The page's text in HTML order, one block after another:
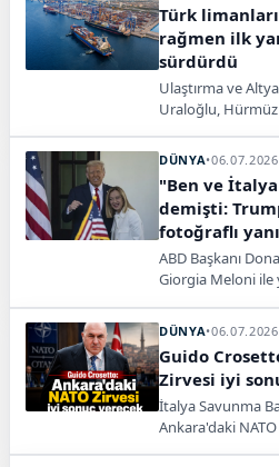
Türk
rağmen ilk
sürdürdü
Ulaştırma ve
Uraloğlu, Hürmüz
rağmen Türk
büyümesini
haziran
konteyner
DÜNYA•
"Ben ve
demişti:
fotoğraflı
ABD Başkanı
Giorgia Meloni ile
resmi paylaşarak
DÜNYA•
Guido
Zirvesi iyi
İtalya Savunma
Ankara'daki